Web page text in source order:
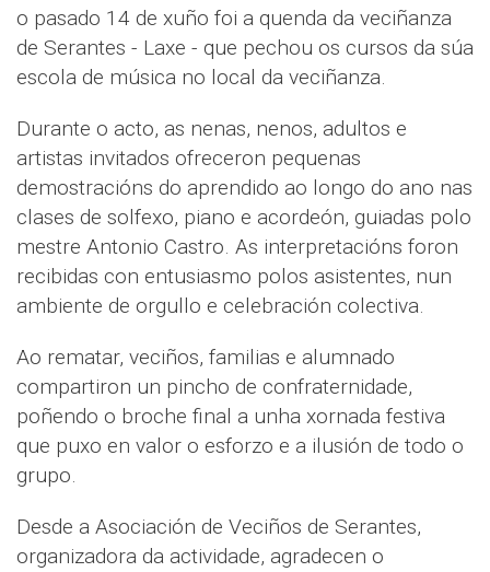
o pasado 14 de xuño foi a quenda da veciñanza
de Serantes - Laxe - que pechou os cursos da súa
escola de música no local da veciñanza.
Durante o acto, as nenas, nenos, adultos e
artistas invitados ofreceron pequenas
demostracións do aprendido ao longo do ano nas
clases de solfexo, piano e acordeón, guiadas polo
mestre Antonio Castro. As interpretacións foron
recibidas con entusiasmo polos asistentes, nun
ambiente de orgullo e celebración colectiva.
Ao rematar, veciños, familias e alumnado
compartiron un pincho de confraternidade,
poñendo o broche final a unha xornada festiva
que puxo en valor o esforzo e a ilusión de todo o
grupo.
Desde a Asociación de Veciños de Serantes,
organizadora da actividade, agradecen o